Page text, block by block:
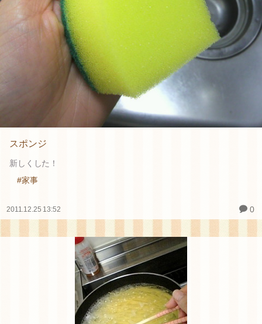
スポンジ
新しくした！
#家事
2011.12.25 13:52 0